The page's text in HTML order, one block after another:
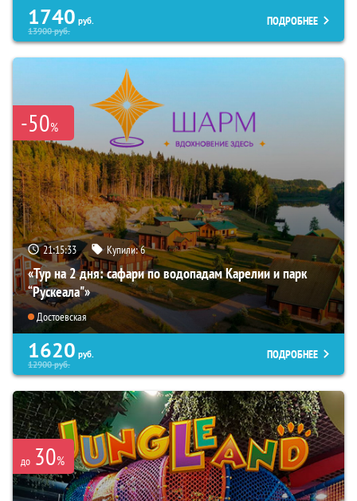
1740 руб.
13900руб.
ПОДРОБНЕЕ
-50%
21:15:32 Купили:6
«Тур на 2 дня: сафари по водопадам Карелии и парк
“Рускеала"»
Достоевская
1620 руб.
12900руб.
ПОДРОБНЕЕ
до 30%